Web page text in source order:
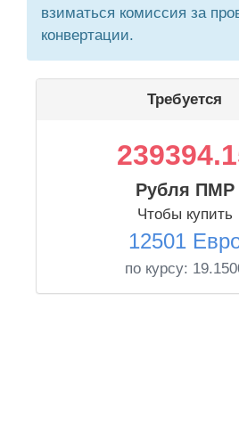
взиматься комиссия за
конвертации.
Требуется
Рубля ПМР
Чтобы купить
12501
по курсу: